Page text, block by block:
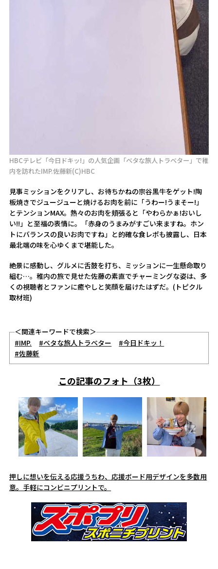
HBCテレビ「今日ドキッ!」の人気企画「ベタな旅人トラベター」で稚
内を訪れたIMP.佐藤新(C)HBC
見事ミッションをクリアし、お待ちかねの宗谷黒牛をゲット!陶
板焼きでジュージューと焼けるお肉を前に「うわー!うまそー!」
とテンションMAX。熱々のお肉を頬張ると「やわらかぁ!おいし
い!!」と至福の表情に。「赤身のうまみがすごい来ますね。ホン
トにバランスの良いお肉ですね」と的確な食レポも披露し、日本
最北端の味を心ゆくまで堪能した。
絶景に感動し、グルメに舌鼓を打ち、ミッションに一生懸命取り
組む…。稚内の旅で見せた佐藤の素直でチャーミングな姿は、多
くの視聴者とファンに癒やしと笑顔を届けたはずだ。(トピクル
取材班)
＜関連キーワードで検索＞
#IMP.
#ベタな旅人トラベター
#今日ドキッ！
#佐藤新
この記事のフォト（3枚）
押しに想いを伝える応援うちわ、応援ボード用デザインを多数用
意。手軽にコンビニプリントで。